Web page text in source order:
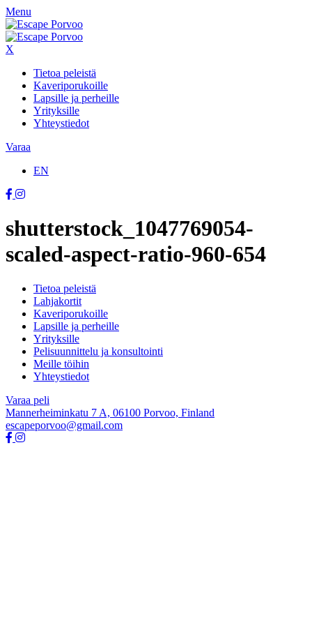
Menu
X
Tietoa peleistä
Kaveriporukoille
Lapsille ja perheille
Yrityksille
Yhteystiedot
Varaa
EN
shutterstock_1047769054-
scaled-aspect-ratio-960-654
Tietoa peleistä
Lahjakortit
Kaveriporukoille
Lapsille ja perheille
Yrityksille
Pelisuunnittelu ja konsultointi
Meille töihin
Yhteystiedot
Varaa peli
Mannerheiminkatu 7 A, 06100 Porvoo, Finland
escapeporvoo@gmail.com